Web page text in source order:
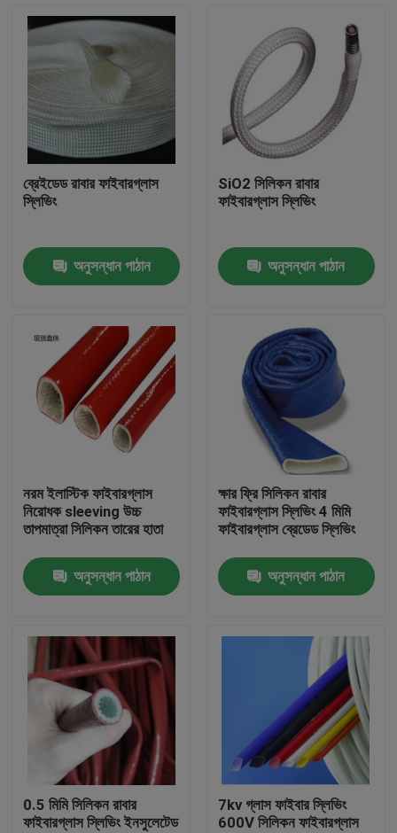
পণ্য
আমাদের সম্পর্কে
কারখানা ভ্রমণ
মান নিয়ন্ত্রণ
যোগাযোগ করুন
উদ্ধৃতির জন্য আবেদন
নমনীয় পিভিসি টিউবিং
তাপ সঙ্কুচিত নল
ঢেউখেলান নমনীয় টিউবিং
ব্রেইডেড রাবার ফাইবারগ্লাস
স্লিভিং
অনুসন্ধান পাঠান
SiO2 সিলিকন রাবার
ফাইবারগ্লাস স্লিভিং
অনুসন্ধান পাঠান
নরম ইলাস্টিক ফাইবারগ্লাস
নিরোধক sleeving উচ্চ
তাপমাত্রা সিলিকন তারের হাতা
অনুসন্ধান পাঠান
ক্ষার ফ্রি সিলিকন রাবার
ফাইবারগ্লাস স্লিভিং 4 মিমি
ফাইবারগ্লাস ব্রেডেড স্লিভিং
অনুসন্ধান পাঠান
0.5 মিমি সিলিকন রাবার
ফাইবারগ্লাস স্লিভিং ইনসুলেটেড
7kv গ্লাস ফাইবার স্লিভিং
600V সিলিকন ফাইবারগ্লাস